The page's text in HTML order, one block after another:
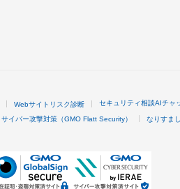
Webサイトリスク診断 セキュリティ相談AIチャ
サイバー攻撃対策（GMO Flatt Security） なりすま